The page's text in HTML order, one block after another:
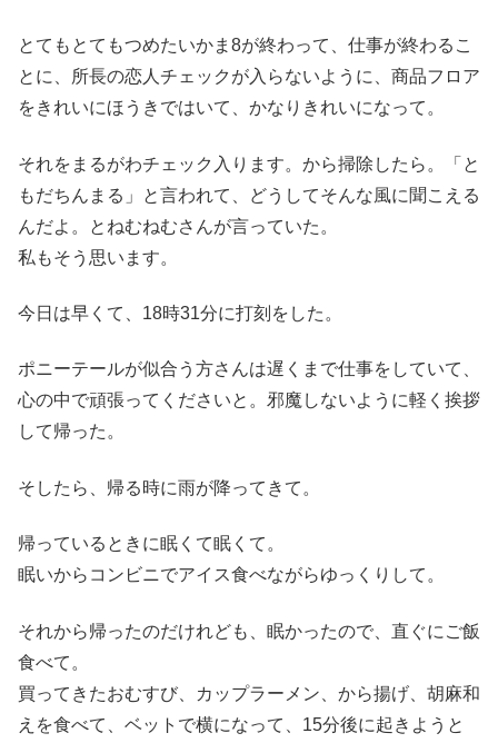
とてもとてもつめたいかま8が終わって、仕事が終わるこ
とに、所長の恋人チェックが入らないように、商品フロア
をきれいにほうきではいて、かなりきれいになって。
それをまるがわチェック入ります。から掃除したら。「と
もだちんまる」と言われて、どうしてそんな風に聞こえる
んだよ。とねむねむさんが言っていた。
私もそう思います。
今日は早くて、18時31分に打刻をした。
ポニーテールが似合う方さんは遅くまで仕事をしていて、
心の中で頑張ってくださいと。邪魔しないように軽く挨拶
して帰った。
そしたら、帰る時に雨が降ってきて。
帰っているときに眠くて眠くて。
眠いからコンビニでアイス食べながらゆっくりして。
それから帰ったのだけれども、眠かったので、直ぐにご飯
食べて。
買ってきたおむすび、カップラーメン、から揚げ、胡麻和
えを食べて、ベットで横になって、15分後に起きようと